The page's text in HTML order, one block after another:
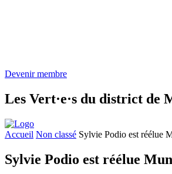
Devenir membre
Les Vert·e·s du district de
Accueil Non classé Sylvie Podio est réélue
Sylvie Podio est réélue